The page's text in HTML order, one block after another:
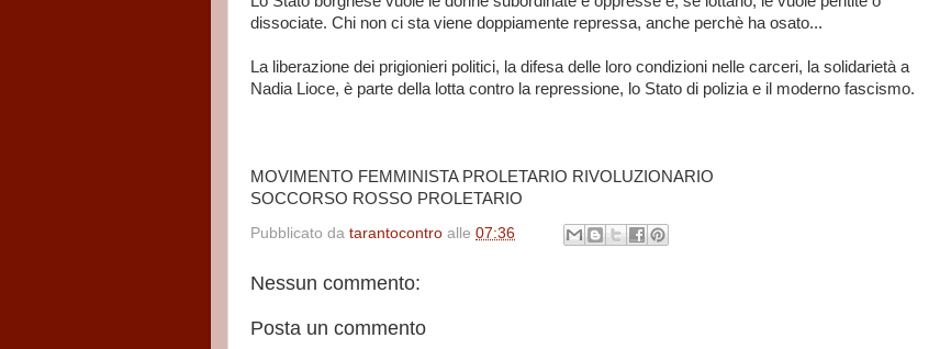
dissociate. Chi non ci sta viene doppiamente repressa, anche perchè ha osato...
La liberazione dei prigionieri politici, la difesa delle loro condizioni nelle carceri, la solidarietà a
Nadia Lioce, è parte della lotta contro la repressione, lo Stato di polizia e il moderno fascismo.
MOVIMENTO FEMMINISTA PROLETARIO RIVOLUZIONARIO
SOCCORSO ROSSO PROLETARIO
Pubblicato da tarantocontro alle 07:36
Nessun commento:
Posta un commento